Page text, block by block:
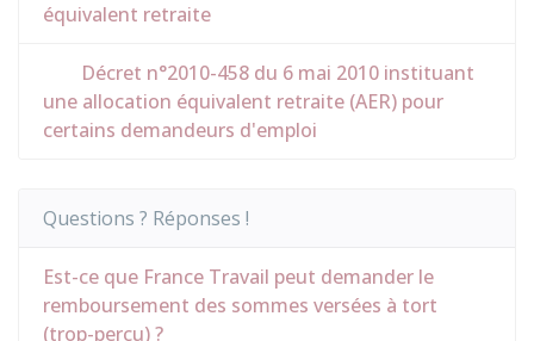
équivalent retraite
Décret n°2010-458 du 6 mai 2010 instituant
une allocation équivalent retraite (AER) pour
certains demandeurs d'emploi
Questions ? Réponses !
Est-ce que France Travail peut demander le
remboursement des sommes versées à tort
(trop-perçu) ?